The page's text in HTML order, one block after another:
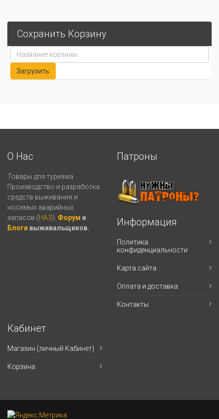
Сохранить Корзину
О Нас
Товары для туризма.
Производство и разработка
средств выживания и
носимых аварийных
запасов (НАЗ). Форум и
Блоги выживальщиков.
Патроны
Информация
Политика
конфиденциальности
Карта сайта
Оплата и доставка
Контакты
Кабинет
Магазин (личный Кабинет)
Корзина